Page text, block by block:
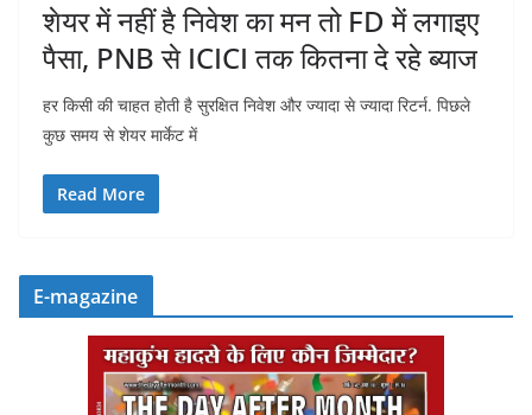
शेयर में नहीं है न‍िवेश का मन तो FD में लगाइए
पैसा, PNB से ICICI तक क‍ितना दे रहे ब्‍याज
हर क‍िसी की चाहत होती है सुरक्ष‍ित न‍िवेश और ज्‍यादा से ज्‍यादा र‍िटर्न. प‍िछले
कुछ समय से शेयर मार्केट में
Read More
E-magazine